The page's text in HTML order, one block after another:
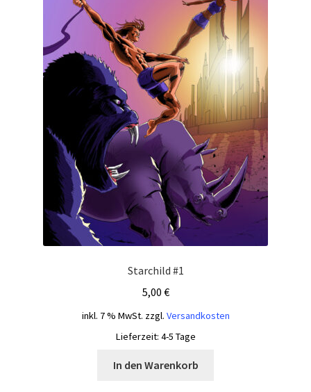
Starchild #1
5,00 €
inkl. 7 % MwSt. zzgl. Versandkosten
Lieferzeit: 4-5 Tage
In den Warenkorb